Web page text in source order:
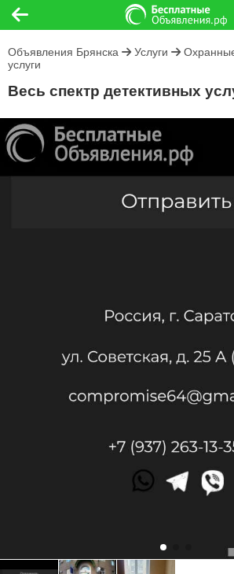
Объявления Брянска Услуги
услуги
Весь спектр детективных